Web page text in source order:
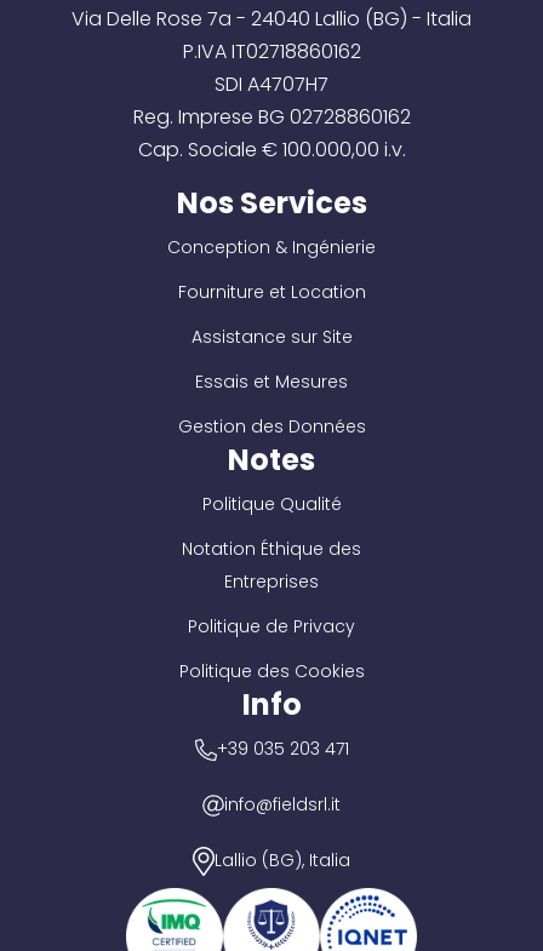
Via Delle Rose 7a - 24040 Lallio (BG) - Italia
P.IVA IT02718860162
SDI A4707H7
Reg. Imprese BG 02728860162
Cap. Sociale € 100.000,00 i.v.
Nos Services
Conception & Ingénierie
Fourniture et Location
Assistance sur Site
Essais et Mesures
Gestion des Données
Notes
Politique Qualité
Notation Éthique des
Entreprises
Politique de Privacy
Politique des Cookies
Info
+39 035 203 471
info@fieldsrl.it
Lallio (BG), Italia